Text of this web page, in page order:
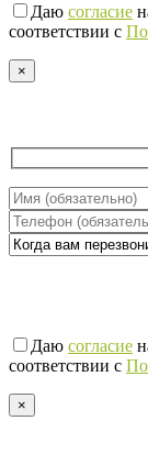
Даю согласие
соответствии с
×
Даю согласие
соответствии с
×